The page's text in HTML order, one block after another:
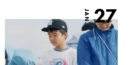
JAN.27